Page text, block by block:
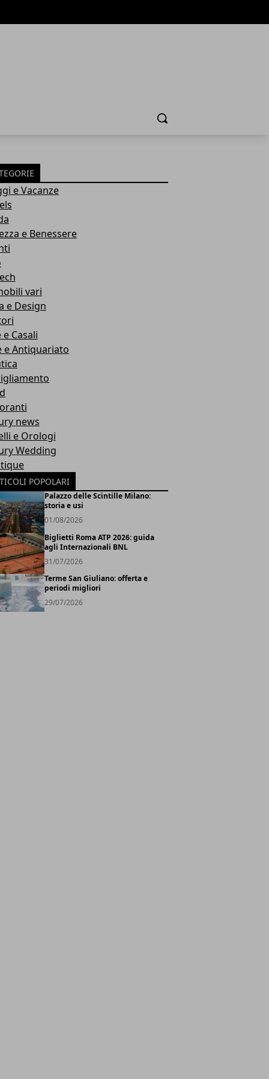
Cerca
e Vacanze
e Benessere
vari
e Design
e Casali
e Antiquariato
news
e Orologi
Wedding
POPOLARI
Palazzo delle Scintille Milano:
storia e usi
01/08/2026
Biglietti Roma ATP 2026: guida
agli Internazionali BNL
31/07/2026
Terme San Giuliano: offerta e
periodi migliori
29/07/2026